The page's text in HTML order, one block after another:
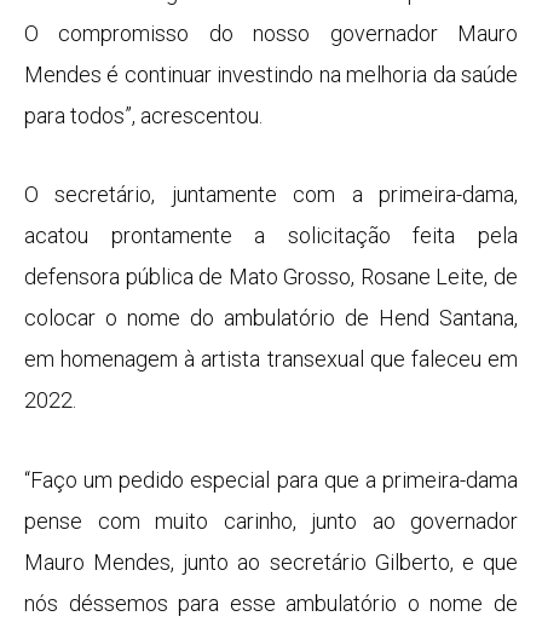
O compromisso do nosso governador Mauro
Mendes é continuar investindo na melhoria da saúde
para todos”, acrescentou.
O secretário, juntamente com a primeira-dama,
acatou prontamente a solicitação feita pela
defensora pública de Mato Grosso, Rosane Leite, de
colocar o nome do ambulatório de Hend Santana,
em homenagem à artista transexual que faleceu em
2022.
“Faço um pedido especial para que a primeira-dama
pense com muito carinho, junto ao governador
Mauro Mendes, junto ao secretário Gilberto, e que
nós déssemos para esse ambulatório o nome de